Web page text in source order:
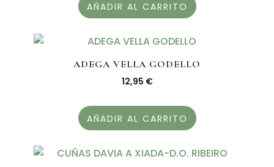
AÑADIR AL CARRITO
ADEGA VELLA GODELLO
12,95 €
AÑADIR AL CARRITO